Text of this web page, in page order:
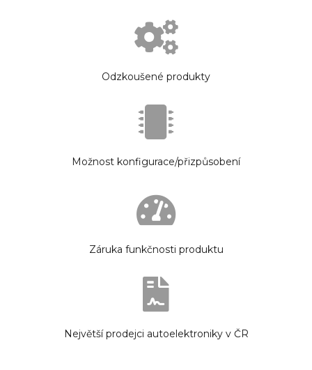
Odzkoušené produkty
Možnost konfigurace/přizpůsobení
Záruka funkčnosti produktu
Největší prodejci autoelektroniky v ČR